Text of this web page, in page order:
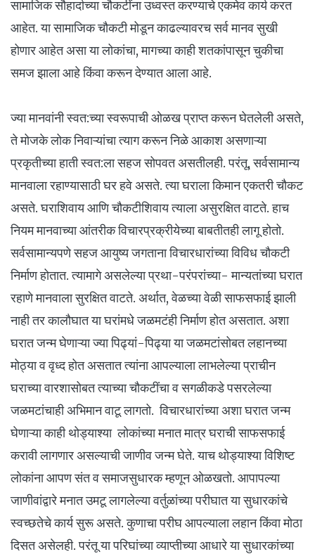
सामाजिक सौहार्दाच्या चौकटींना उध्वस्त करण्याचे एकमेव कार्य करत
आहेत. या सामाजिक चौकटी मोडून काढल्यावरच सर्व मानव सुखी
होणार आहेत असा या लोकांचा, मागच्या काही शतकांपासून चुकीचा
समज झाला आहे किंवा करून देण्यात आला आहे.
ज्या मानवांनी स्वत:च्या स्वरूपाची ओळख प्राप्त करून घेतलेली असते,
ते मोजके लोक निवाऱ्यांचा त्याग करून निळे आकाश असणाऱ्या
प्रकृतीच्या हाती स्वत:ला सहज सोपवत असतीलही. परंतू, सर्वसामान्य
मानवाला रहाण्यासाठी घर हवे असते. त्या घराला किमान एकतरी चौकट
असते. घराशिवाय आणि चौकटीशिवाय त्याला असुरक्षित वाटते. हाच
नियम मानवाच्या आंतरीक विचारप्रक्रीयेच्या बाबतीतही लागू होतो.
सर्वसामान्यपणे सहज आयुष्य जगताना विचारधारांच्या विविध चौकटी
निर्माण होतात. त्यामागे असलेल्या प्रथा-परंपरांच्या- मान्यतांच्या घरात
रहाणे मानवाला सुरक्षित वाटते. अर्थात, वेळच्या वेळी साफसफाई झाली
नाही तर कालौघात या घरांमधे जळमटंही निर्माण होत असतात. अशा
घरात जन्म घेणाऱ्या ज्या पिढ्यां-पिढ्या या जळमटांसोबत लहानच्या
मोठ्या व वृध्द होत असतात त्यांना आपल्याला लाभलेल्या प्राचीन
घराच्या वारशासोबत त्याच्या चौकटींचा व सगळीकडे पसरलेल्या
जळमटांचाही अभिमान वाटू लागतो. विचारधारांच्या अशा घरात जन्म
घेणाऱ्या काही थोड्याश्या लोकांच्या मनात मात्र घराची साफसफाई
करावी लागणार असल्याची जाणीव जन्म घेते. याच थोड्याश्या विशिष्ट
लोकांना आपण संत व समाजसुधारक म्हणून ओळखतो. आपापल्या
जाणीवांद्वारे मनात उमटू लागलेल्या वर्तुळांच्या परीघात या सुधारकांचे
स्वच्छतेचे कार्य सुरू असते. कुणाचा परीघ आपल्याला लहान किंवा मोठा
दिसत असेलही. परंतू या परिघांच्या व्याप्तीच्या आधारे या सुधारकांच्या